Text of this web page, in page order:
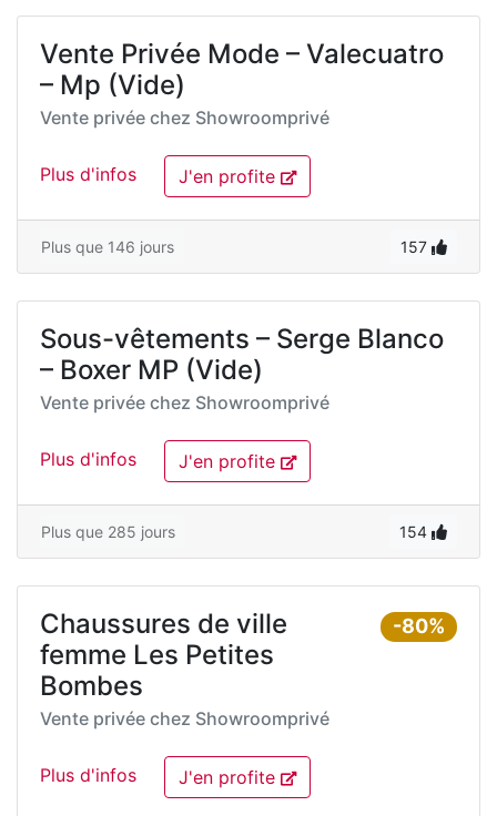
Vente Privée Mode – Valecuatro
– Mp (Vide)
Vente privée chez Showroomprivé
Plus d'infos J'en profite
Plus que 146 jours 157
Sous-vêtements – Serge Blanco
– Boxer MP (Vide)
Vente privée chez Showroomprivé
Plus d'infos J'en profite
Plus que 285 jours 154
-80%
Chaussures de ville
femme Les Petites
Bombes
Vente privée chez Showroomprivé
Plus d'infos J'en profite